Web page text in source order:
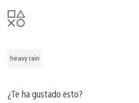
heavy rain
¿Te ha gustado esto?